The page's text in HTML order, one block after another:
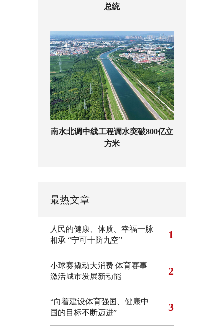
总统
南水北调中线工程调水突破800亿立
方米
最热文章
人民的健康、体质、幸福一脉
相承 “宁可十防九空” 1
小球赛撬动大消费 体育赛事
激活城市发展新动能
2
“向着建设体育强国、健康中
国的目标不断迈进”
3